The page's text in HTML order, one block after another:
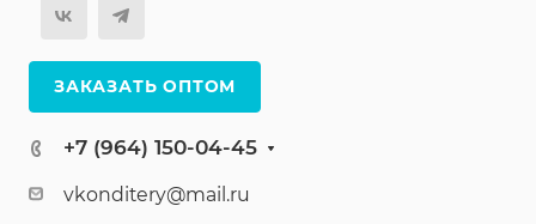
ЗАКАЗАТЬ ОПТОМ
+7 (964) 150-04-45
vkonditery@mail.ru